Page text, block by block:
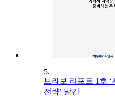
5.
브라보 리포트 1호 ‘
전략’ 발간